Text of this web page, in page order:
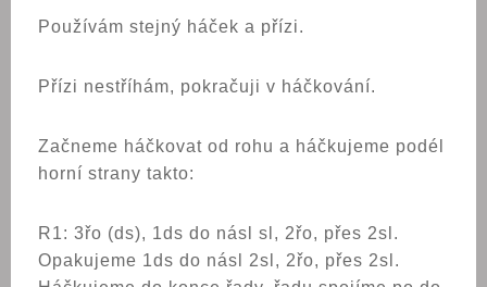
Používám stejný háček a přízi.
Přízi nestříhám, pokračuji v háčkování.
Začneme háčkovat od rohu a háčkujeme podél
horní strany takto:
R1: 3řo (ds), 1ds do násl sl, 2řo, přes 2sl.
Opakujeme 1ds do násl 2sl, 2řo, přes 2sl.